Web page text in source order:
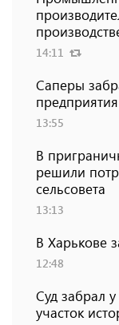
14:11
Саперы
13:55
В
решили
сельсовета
13:13
В Харькове
12:48
Суд забрал
участок